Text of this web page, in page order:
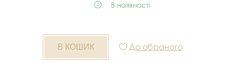
В наявності
До обраного